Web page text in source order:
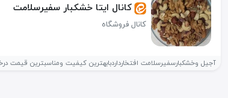
کانال ایتا خشکبار سفیرسلامت
کانال فروشگاه